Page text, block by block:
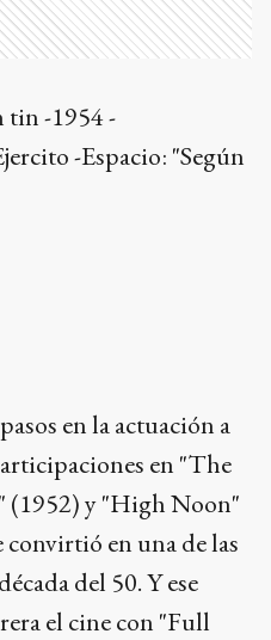
tin -1954 -
-Espacio: "Según
en la actuación a
en "The
(1952) y "High Noon"
en una de las
del 50. Y ese
el cine con "Full